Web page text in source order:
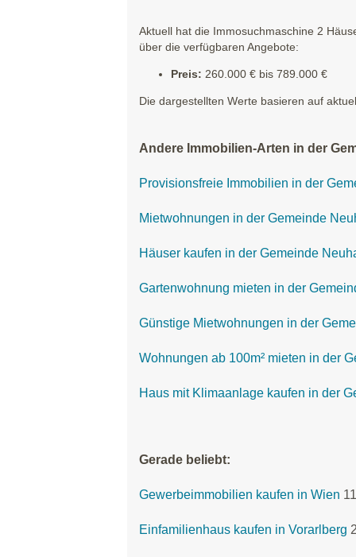
Aktuell hat die Immosuchmaschine 2
über die verfügbaren Angebote:
Preis: 260.000 € bis 789.000 €
Die dargestellten Werte basieren auf
Andere Immobilien-Arten in der
Provisionsfreie Immobilien in der
Mietwohnungen in der Gemeinde
Häuser kaufen in der Gemeinde
Gartenwohnung mieten in der
Günstige Mietwohnungen in der
Wohnungen ab 100m² mieten in der
Haus mit Klimaanlage kaufen in der
Gerade beliebt:
Gewerbeimmobilien kaufen in Wien
Einfamilienhaus kaufen in Vorarlberg